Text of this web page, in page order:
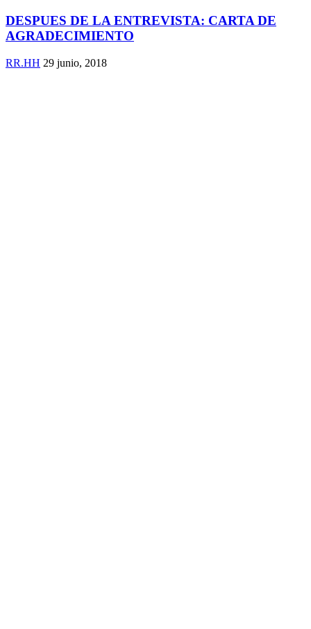
DESPUES DE LA ENTREVISTA: CARTA DE
AGRADECIMIENTO
RR.HH 29 junio, 2018